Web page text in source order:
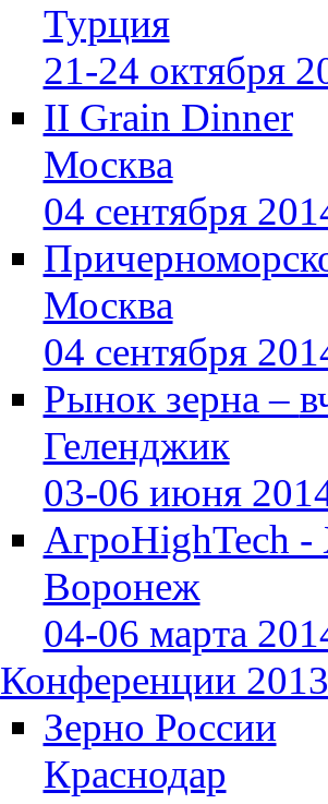
Турция
21-24 октября
II Grain Dinner
Москва
04 сентября
Москва
04 сентября
Рынок зерна –
Геленджик
03-06 июня
АгроHighTech
Воронеж
04-06 марта
Конференции 2013
Зерно России
Краснодар